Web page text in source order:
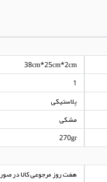
38cm*25cm*2cm
1
پلاستیکی
مشکی
270gr
هفت روز مرجوعی کالا در